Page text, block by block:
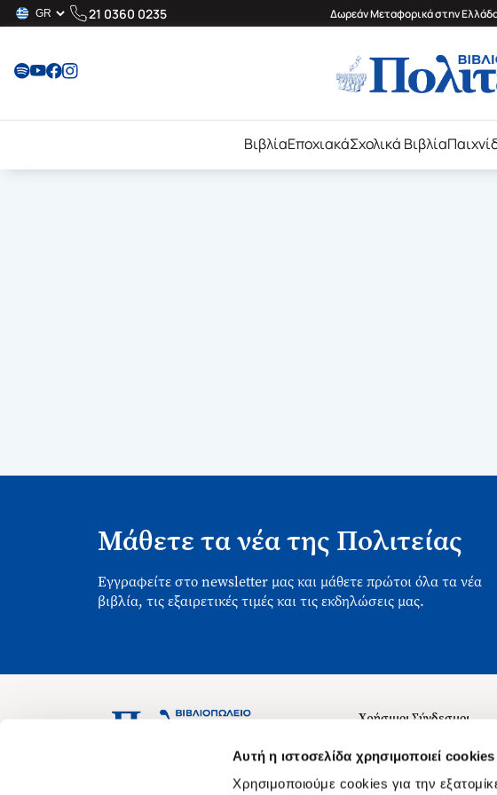
Αυτή η ιστοσελίδα χρησιμοποιεί cookies
Χρησιμοποιούμε cookies για την
21 0360 0235 Δωρεάν Μεταφορικά στην
ΒιβλίαΕποχιακάΣχολικά Βιβλία
Μάθετε τα νέα της Πολιτείας
Εγγραφείτε στο newsletter μας και μάθετε πρώτοι όλα τα νέα
βιβλία, τις εξαιρετικές τιμές και τις εκδηλώσεις μας.
Ασκληπιού 1-3, Αθήνα 106 79
Χρήσιμοι Σύνδεσμοι
Σχετικά με εμάς
Θέσεις Εργασίας